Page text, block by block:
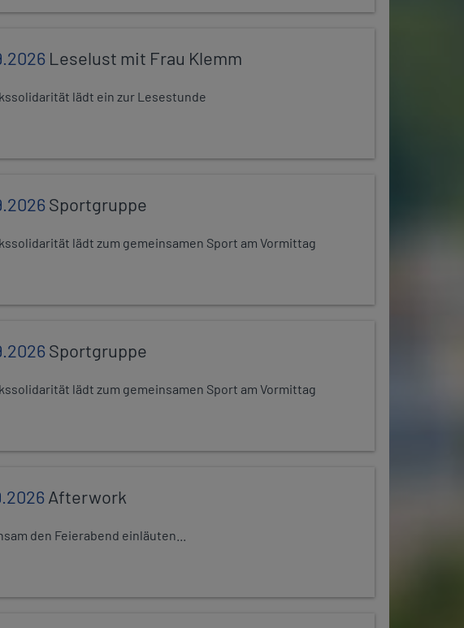
Leselust mit Frau Klemm
lädt ein zur Lesestunde
Sportgruppe
lädt zum gemeinsamen Sport am Vormittag
Sportgruppe
lädt zum gemeinsamen Sport am Vormittag
Afterwork
den Feierabend einläuten...